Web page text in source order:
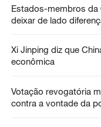
Estados-membros da
deixar de lado
Xi Jinping diz que
econômica
Votação revogatória
contra a vontade da